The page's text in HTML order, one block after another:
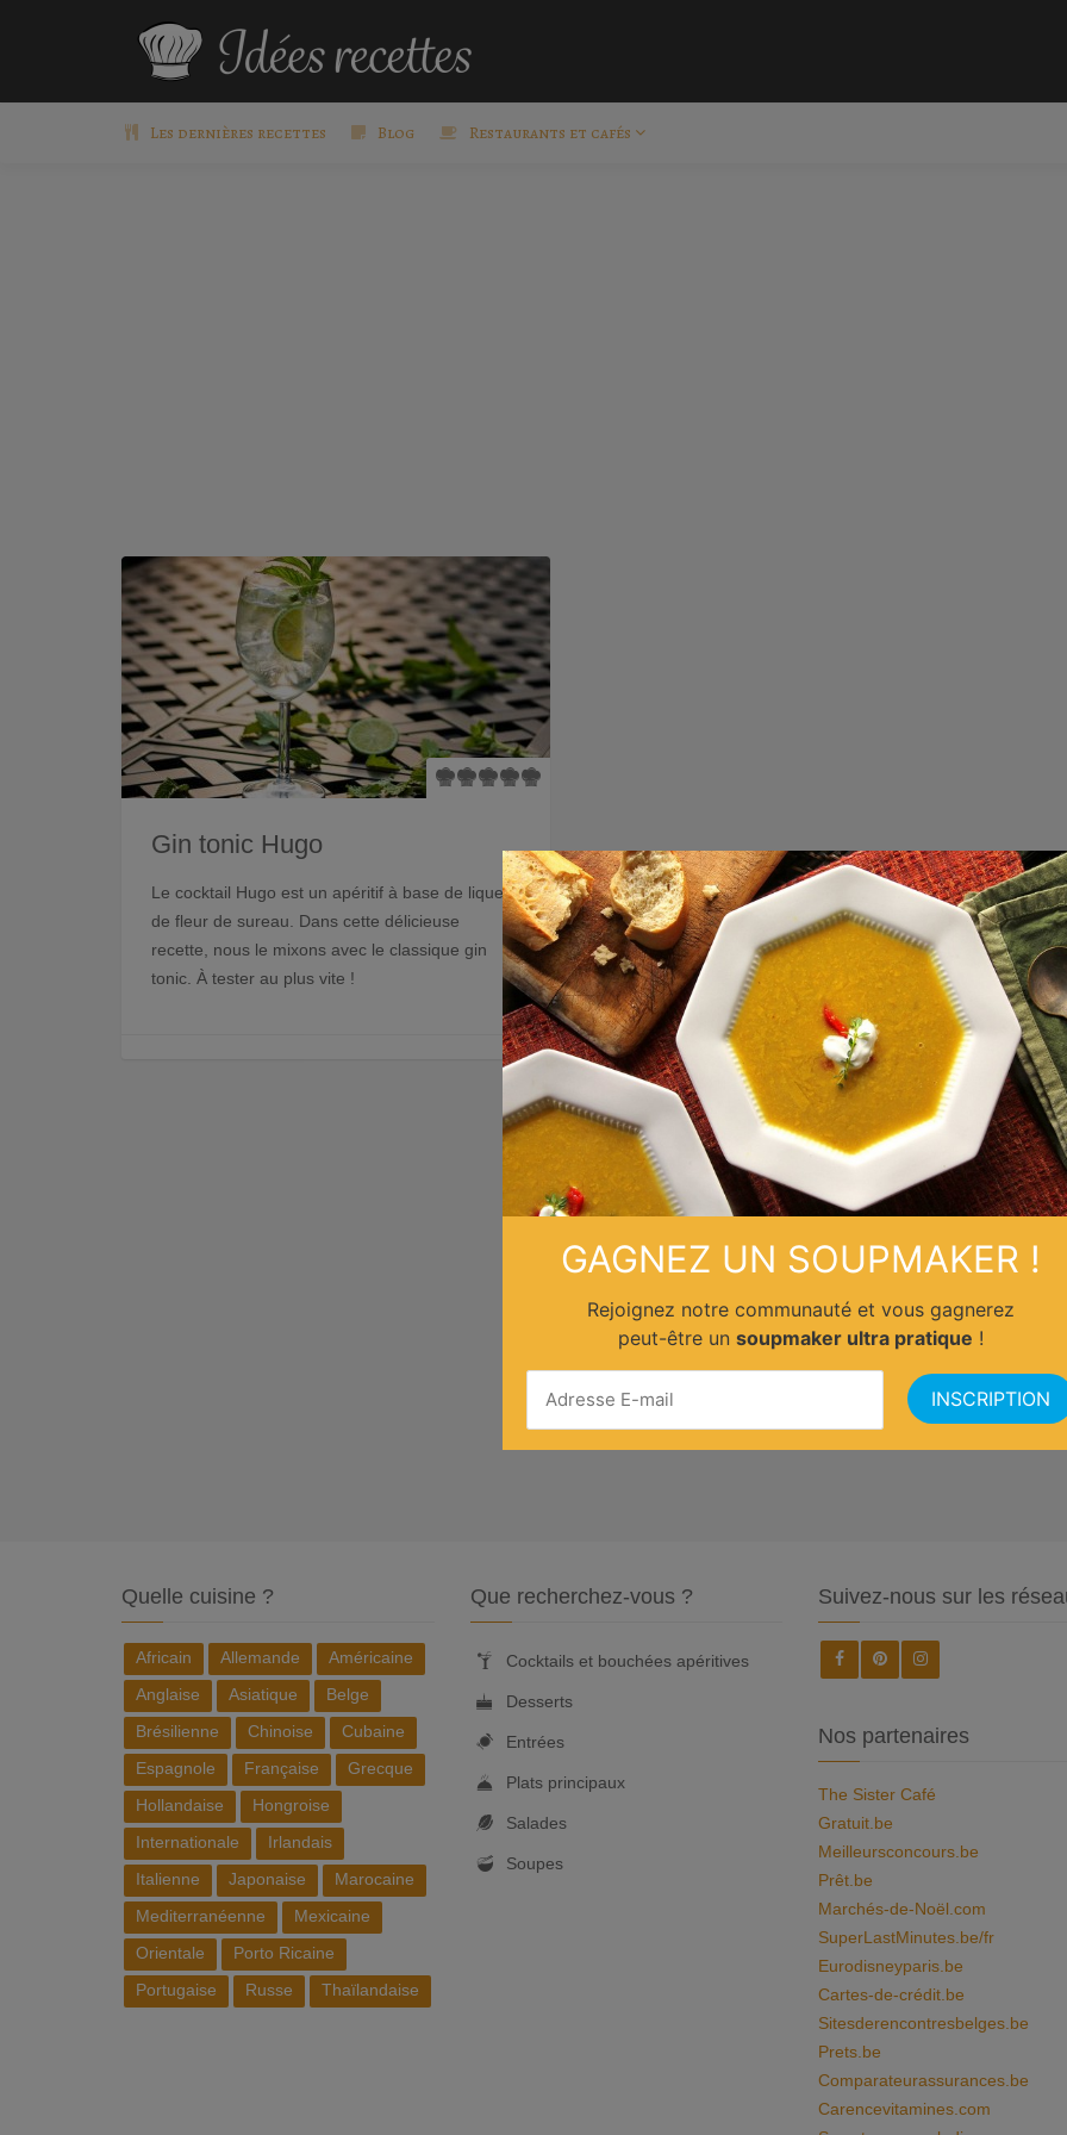
Les dernières recettes Blog Restaurants et cafés
Gin tonic Hugo
Le cocktail Hugo est un apéritif à base de liqueur
de fleur de sureau. Dans cette délicieuse
recette, nous le mixons avec le classique gin
tonic. À tester au plus vite !
Quelle cuisine ?
Africain Allemande
Américaine
Anglaise
Asiatique
Belge
Brésilienne
Chinoise
Cubaine
Espagnole
Française
Grecque
Hollandaise
Hongroise
Internationale
Irlandais
Italienne
Japonaise
Marocaine
Mediterranéenne
Mexicaine
Orientale
Porto Ricaine
Portugaise
Russe Thaïlandaise
Que recherchez-vous ?
Cocktails et bouchées apéritives
Desserts
Entrées
Plats principaux
Salades
Soupes
Suivez-nous sur les
Nos partenaires
The Sister Café
Gratuit.be
Meilleursconcours.be
Prêt.be
Marchés-de-Noël.com
SuperLastMinutes.be/fr
Eurodisneyparis.be
Cartes-de-crédit.be
Sitesderencontresbelges.be
Prets.be
Comparateurassurances.be
Carencevitamines.com
GAGNEZ UN SOUPMAKER !
Rejoignez notre communauté et vous gagnerez
peut-être un soupmaker ultra pratique !